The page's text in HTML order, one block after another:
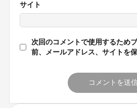
サイト
次回のコメントで使用するため
前、メールアドレス、サイトを保